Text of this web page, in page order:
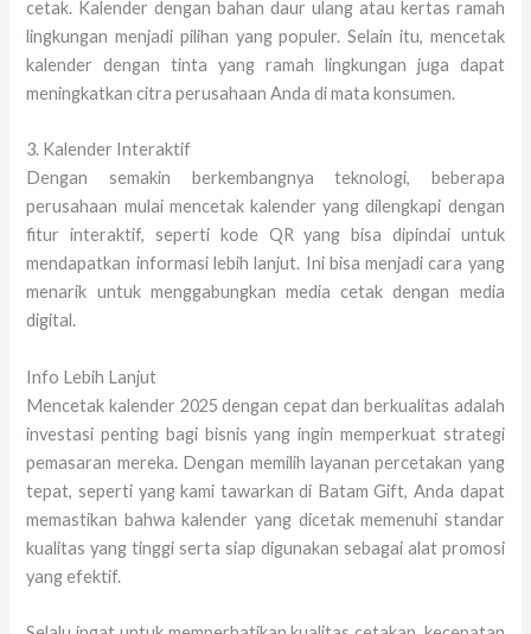
cetak. Kalender dengan bahan daur ulang atau kertas ramah
lingkungan menjadi pilihan yang populer. Selain itu, mencetak
kalender dengan tinta yang ramah lingkungan juga dapat
meningkatkan citra perusahaan Anda di mata konsumen.
3. Kalender Interaktif
Dengan semakin berkembangnya teknologi, beberapa
perusahaan mulai mencetak kalender yang dilengkapi dengan
fitur interaktif, seperti kode QR yang bisa dipindai untuk
mendapatkan informasi lebih lanjut. Ini bisa menjadi cara yang
menarik untuk menggabungkan media cetak dengan media
digital.
Info Lebih Lanjut
Mencetak kalender 2025 dengan cepat dan berkualitas adalah
investasi penting bagi bisnis yang ingin memperkuat strategi
pemasaran mereka. Dengan memilih layanan percetakan yang
tepat, seperti yang kami tawarkan di Batam Gift, Anda dapat
memastikan bahwa kalender yang dicetak memenuhi standar
kualitas yang tinggi serta siap digunakan sebagai alat promosi
yang efektif.